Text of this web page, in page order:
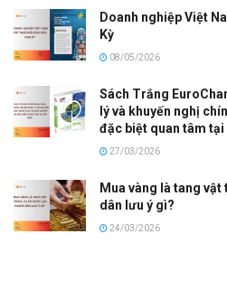
Doanh nghiệp Việt
Kỳ
08/05/2026
Sách Trắng
lý và khuyến nghị
đặc biệt quan tâm tại
27/03/2026
Mua vàng là tang
dân lưu ý gì?
24/03/2026